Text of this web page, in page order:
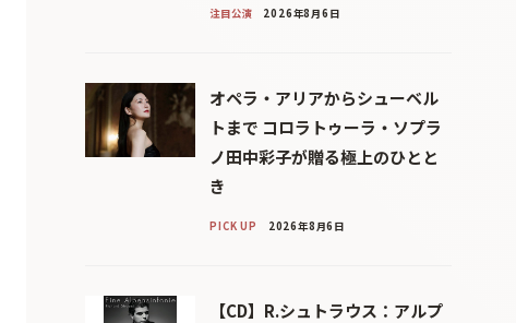
注目公演 2026年8月6日
オペラ・アリアからシューベル
トまで コロラトゥーラ・ソプラ
ノ田中彩子が贈る極上のひとと
き
PICK UP 2026年8月6日
【CD】R.シュトラウス：アルプ